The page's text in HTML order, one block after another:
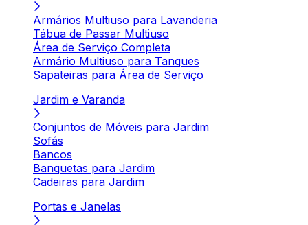
Armários Multiuso para Lavanderia
Tábua de Passar Multiuso
Área de Serviço Completa
Armário Multiuso para Tanques
Sapateiras para Área de Serviço
Jardim e Varanda
Conjuntos de Móveis para Jardim
Sofás
Bancos
Banquetas para Jardim
Cadeiras para Jardim
Portas e Janelas